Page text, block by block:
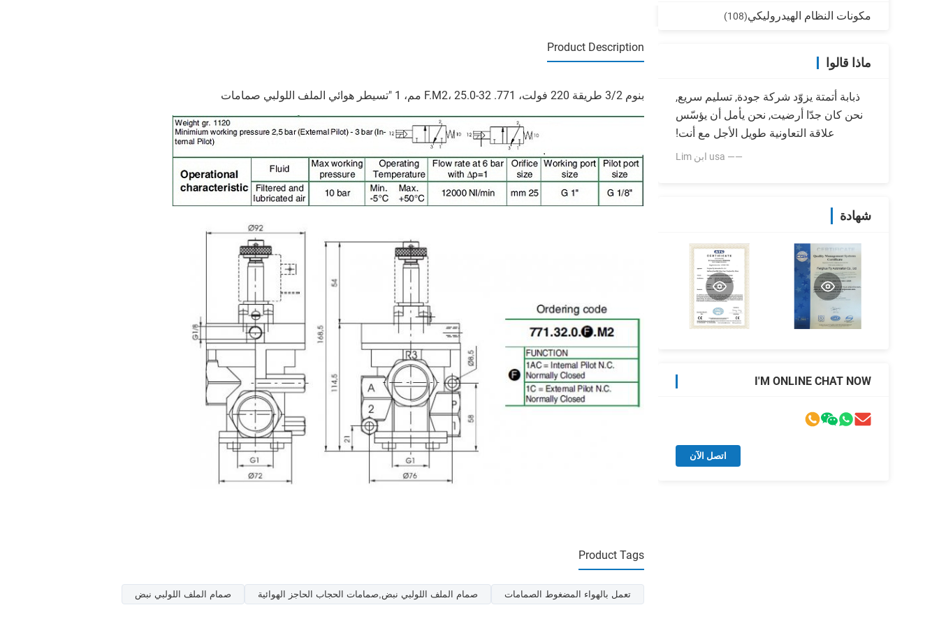
مكونات النظام الهيدروليكي(108)
ماذا قالوا
ذبابة أتمتة يزوّد شركة جودة, تسليم سريع,
نحن كان جدّا أرضيت, نحن يأمل أن يؤسّس
علاقة التعاونية طويل الأجل مع أنت!
—— usa ابن Lim
شهادة
I'M ONLINE CHAT NOW
اتصل الآن
Product Description
بنوم 3/2 طريقة 220 فولت، 771. 32-0.F.M2، 25 مم، 1 "تسيطر هوائي الملف اللولبي صمامات
Product Tags
تعمل بالهواء المضغوط الصمامات صمام الملف اللولبي نبض,صمامات الحجاب الحاجز الهوائية صمام الملف اللولبي نبض